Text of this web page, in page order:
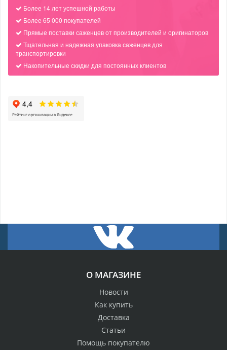
Более 14 лет успешной работы
Более 65 000 покупателей
Прямые поставки саженцев от производителей и оригинаторов
Тщательная и надежная упаковка саженцев для
транспортировки
Накопительные скидки для постоянных клиентов
О МАГАЗИНЕ
Новости
Как купить
Доставка
Статьи
Помощь покупателю